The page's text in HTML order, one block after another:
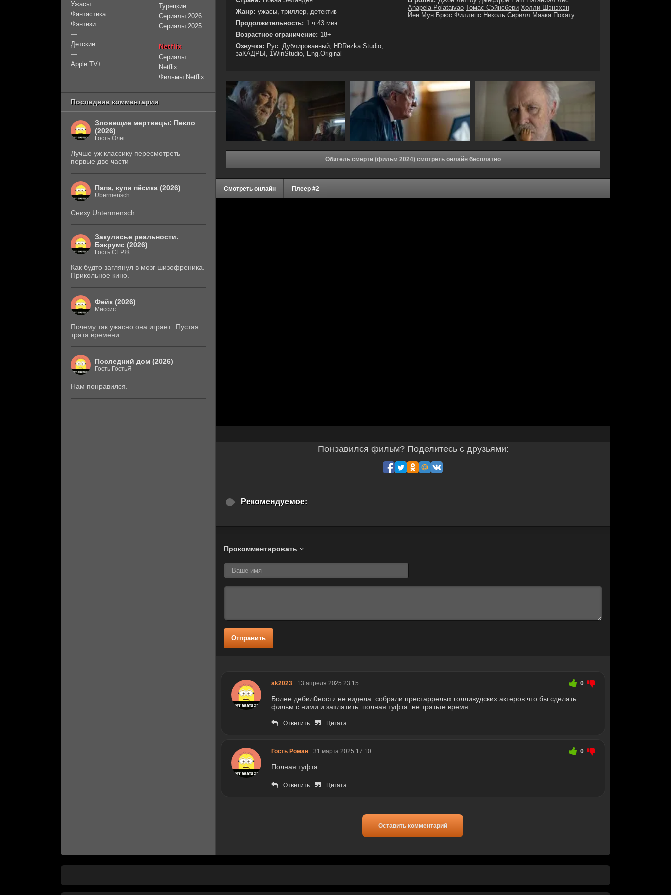
Жанр: ужасы, триллер, детектив
Продолжительность: 1 ч 43 мин
Возрастное ограничение: 18+
Озвучка: Рус. Дублированный, HDRezka Studio,
заКАДРЫ, 1WinStudio, Eng.Original
Anapela Polataivao Томас Сэйнсбери Холли Шэнэхэн
Йен Мун Брюс Филлипс Николь Сирилл Маака Похату
Обитель смерти (фильм 2024) смотреть онлайн бесплатно
Смотреть онлайн Плеер #2
Понравился фильм? Поделитесь с друзьями:
Рекомендуемое:
Прокомментировать
Отправить
ak2023 13 апреля 2025 23:15 0
Более дебил0ности не видела. собрали престаррелых голливудских актеров что бы сделать
фильм с ними и заплатить. полная туфта. не тратьте время
Ответить Цитата
Гость Роман 31 марта 2025 17:10 0
Полная туфта...
Ответить Цитата
Оставить комментарий
Ужасы
Фантастика
Фэнтези
—
Детские
—
Apple TV+
Турецкие
Сериалы 2026
Сериалы 2025
Netflix
Сериалы
Netflix
Фильмы Netflix
Последние комментарии
Зловещие мертвецы: Пекло
(2026)
Гость Олег
Лучше уж классику пересмотреть
первые две части
Папа, купи пёсика (2026)
Übermensch
Снизу Untermensch
Закулисье реальности.
Бэкрумс (2026)
Гость СЕРЖ
Как будто заглянул в мозг шизофреника.
Прикольное кино.
Фейк (2026)
Миссис
Почему так ужасно она играет. Пустая
трата времени
Последний дом (2026)
Гость ГостьЯ
Нам понравился.